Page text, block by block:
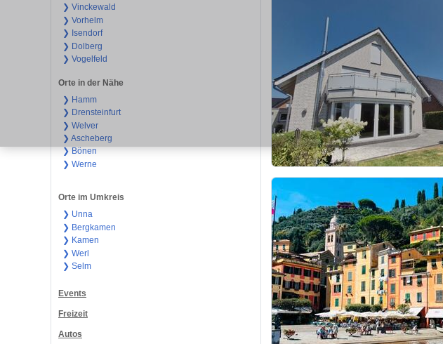
❯ Vinckewald
❯ Vorhelm
❯ Isendorf
❯ Dolberg
❯ Vogelfeld
Orte in der Nähe
❯ Hamm
❯ Drensteinfurt
❯ Welver
❯ Ascheberg
❯ Bönen
❯ Werne
Orte im Umkreis
❯ Unna
❯ Bergkamen
❯ Kamen
❯ Werl
❯ Selm
Events
Freizeit
Autos